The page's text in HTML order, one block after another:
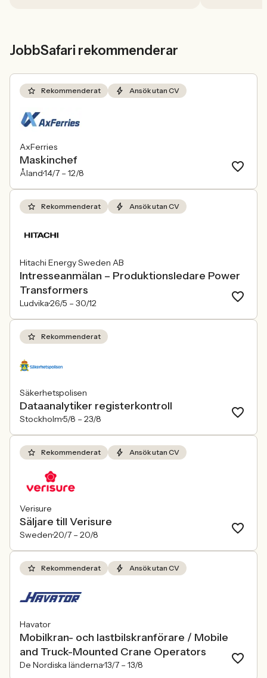
JobbSafari rekommenderar
Rekommenderat Ansök utan CV
AxFerries
Maskinchef
Åland14/7 – 12/8
Rekommenderat Ansök utan CV
Hitachi Energy Sweden AB
Intresseanmälan – Produktionsledare Power
Transformers
Ludvika26/5 – 30/12
Rekommenderat
Säkerhetspolisen
Dataanalytiker registerkontroll
Stockholm5/8 – 23/8
Rekommenderat Ansök utan CV
Verisure
Säljare till Verisure
Sweden20/7 – 20/8
Rekommenderat Ansök utan CV
Havator
Mobilkran- och lastbilskranförare / Mobile
and Truck-Mounted Crane Operators
De Nordiska länderna13/7 – 13/8